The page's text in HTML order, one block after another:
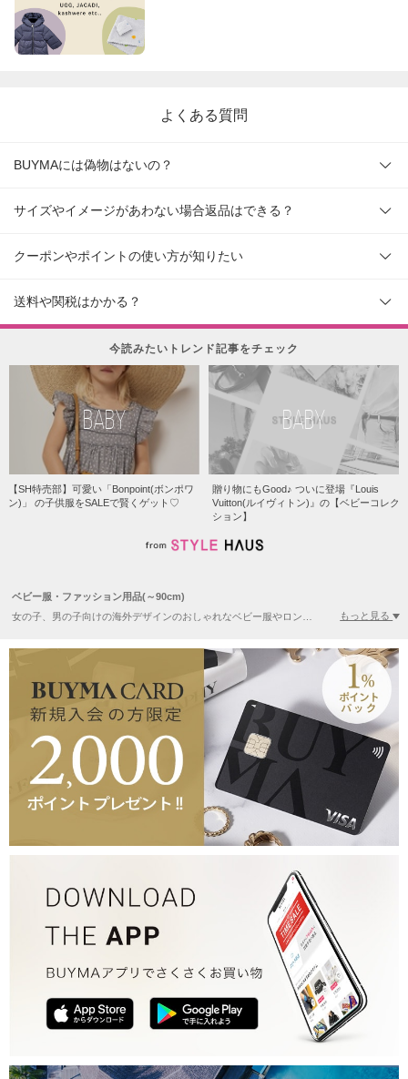
よくある質問
BUYMAには偽物はないの？
サイズやイメージがあわない場合返品はできる？
クーポンやポイントの使い方が知りたい
送料や関税はかかる？
今読みたいトレンド記事をチェック
BABY
【SH特売部】可愛い「Bonpoint(ボンポワ
ン)」 の子供服をSALEで賢くゲット♡
BABY
贈り物にもGood♪ ついに登場『Louis
Vuitton(ルイヴィトン)』の【ベビーコレク
ション】
ベビー服・ファッション用品(～90cm)
もっと見る